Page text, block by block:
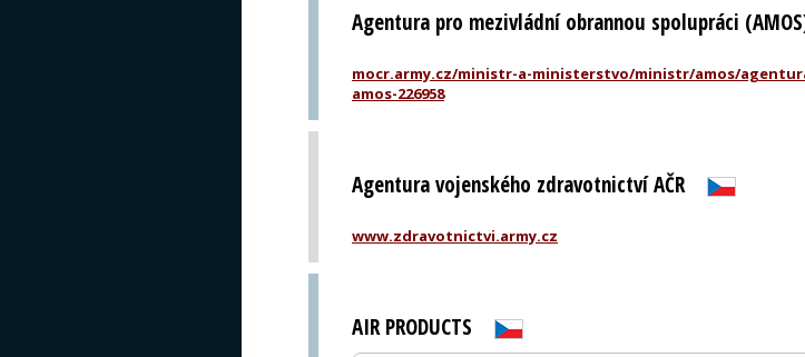
Agentura pro mezivládní obrannou spolupráci
mocr.army.cz/ministr-a-ministerstvo/ministr/amos/
amos-226958
Agentura vojenského zdravotnictví AČR
www.zdravotnictvi.army.cz
AIR PRODUCTS